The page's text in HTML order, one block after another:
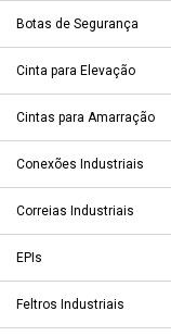
Botas de Segurança
Cinta para Elevação
Cintas para Amarração
Conexões Industriais
Correias Industriais
EPIs
Feltros Industriais